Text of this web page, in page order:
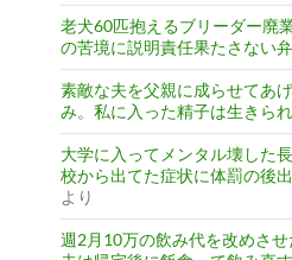
老犬60匹抱えるブリーダー廃
の苦境に説明責任果たさない
素敵な夫を父親に成らせてあ
み。私に入った精子は生きら
大学に入ってメンタル壊した
校から出てた症状に体罰の後
より
週2月10万の飲み代を改めさ